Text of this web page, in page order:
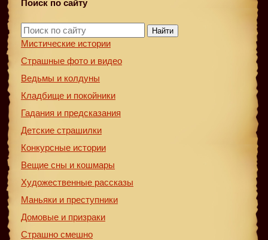
Поиск по сайту
Найти
Мистические истории
Страшные фото и видео
Ведьмы и колдуны
Кладбище и покойники
Гадания и предсказания
Детские страшилки
Конкурсные истории
Вещие сны и кошмары
Художественные рассказы
Маньяки и преступники
Домовые и призраки
Страшно смешно